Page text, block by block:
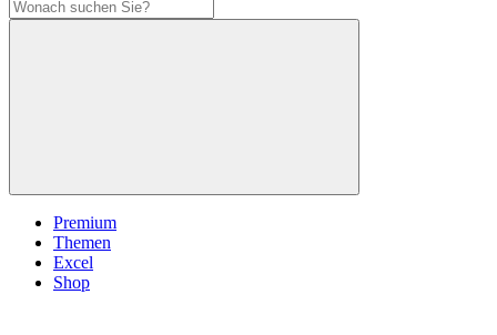
Premium
Themen
Excel
Shop